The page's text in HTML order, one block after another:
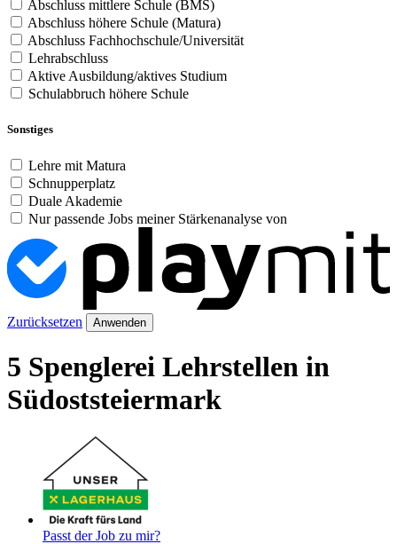
Abschluss mittlere Schule (BMS)
Abschluss höhere Schule (Matura)
Abschluss Fachhochschule/Universität
Lehrabschluss
Aktive Ausbildung/aktives Studium
Schulabbruch höhere Schule
Sonstiges
Lehre mit Matura
Schnupperplatz
Duale Akademie
Nur passende Jobs meiner Stärkenanalyse von
Zurücksetzen Anwenden
5 Spenglerei Lehrstellen in
Südoststeiermark
Passt der Job zu mir?